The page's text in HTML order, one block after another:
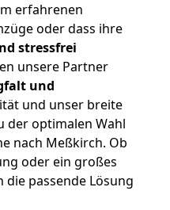
erfahrenen
oder dass ihre
stressfrei
unsere Partner
und
und unser breite
der optimalen Wahl
nach Meßkirch. Ob
oder ein großes
die passende Lösung